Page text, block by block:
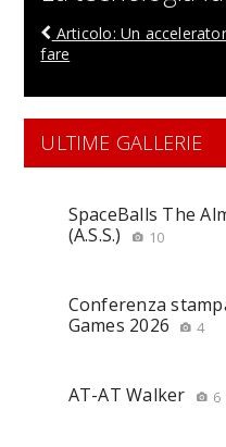
Articolo: Un
fare
ULTIME GALLERIE
SpaceBalls The
(A.S.S.)
10
Conferenza
Games 2026
4
AT-AT Walker 6